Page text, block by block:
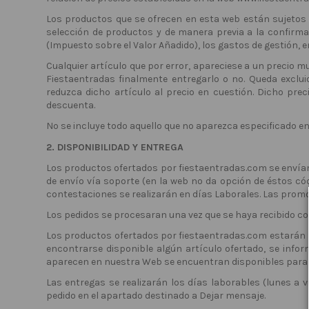
Los productos que se ofrecen en esta web están
selección de productos y de manera previa a la
(Impuesto sobre el Valor Añadido), los gastos de gestión,
Cualquier artículo que por error, apareciese a un precio
Fiestaentradas finalmente entregarlo o no. Queda
reduzca dicho artículo al precio en cuestión. Dicho
descuenta.
No se incluye todo aquello que no aparezca especificado
2. DISPONIBILIDAD Y ENTREGA
Los productos ofertados por fiestaentradas.com se
de envío vía soporte (en la web no da opción de éstos
contestaciones se realizarán en días Laborales. Las
Los pedidos se procesaran una vez que se haya recibido
Los productos ofertados por fiestaentradas.com estarán
encontrarse disponible algún artículo ofertado, se
aparecen en nuestra Web se encuentran disponibles para
Las entregas se realizarán los días laborables (lunes a
pedido en el apartado destinado a Dejar mensaje.